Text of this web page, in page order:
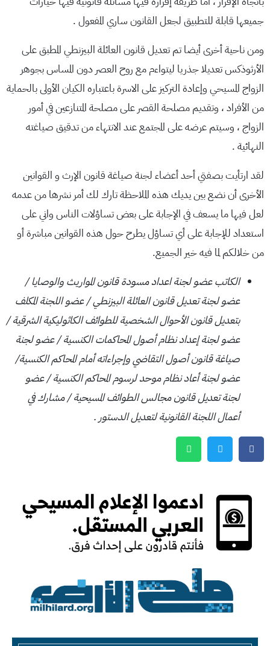
جميعها قابلة للتطبيق لجعل القانون ساري المفعول .
ومن ناحية أخرى أيضا تم تعديل قانون العائلة البيزنطي المطبق على
الأرثوذكس تعديلا جذريا ليتواءم مع روح العصر دون المساس بجوهر
الزواج المسيحي وإعادة التركيز على الاسرة باعتباره الكيان الأولى بالحماية
من الأفراد ، وتقديم مصلحة القصر على مصلحة المتنازعين في أمور
الزواج ، وسيتم عرضه على المجتمع عند الانتهاء من تدقيق صياغته
النهائية .
لقد ارتأيت بصفتي أحد أعضاء لجنة صياغة قانون الإرث و القوانين
الأخرى أن نضع بين يديك هذه الملاحظة تارك لك أمر نشرها من عدمه
لعل فيها ما يسعف في الإجابة على بعض تساؤلات الناس واني على
استعداد للإجابة على أي تساؤل يطرح حول هذه القوانين مباشرة أو
من خلالكم لما فيه خير الجميع.
الكاتب عضو لجنة اعداد مسودة قانون المواريث والوصايا /
عضو لجنة تعديل قانون العائلة البيزنطي / عضو اللجنة المكلف
بتعديل قانون الأحوال الشخصية للطوائف الكاثوليكية الشرقية /
عضو لجنة إعداد نظام أصول المحاكمات الكنسية / عضو لجنة
صياغة قانون أصول التقاضي وإجراءاته أمام المحاكم الكنسية/
عضو لجنة أعاد نظام موحد لرسوم المحاكم الكنسية / عضو
لجنة تعديل قانون مجالس الطوائف المسيحية / مشارك في
أعمال اللجنة القانونية لتعديل الدستور .